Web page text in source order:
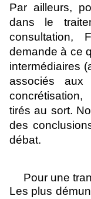
Par ailleurs,
dans le
consultation,
demande à ce
intermédiaires
associés
tirés au sort.
des
débat.
Pour une
Les plus